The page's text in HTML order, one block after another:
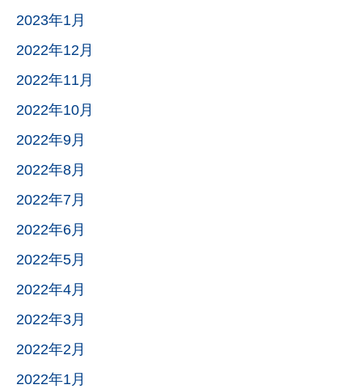
2023年1月
2022年12月
2022年11月
2022年10月
2022年9月
2022年8月
2022年7月
2022年6月
2022年5月
2022年4月
2022年3月
2022年2月
2022年1月